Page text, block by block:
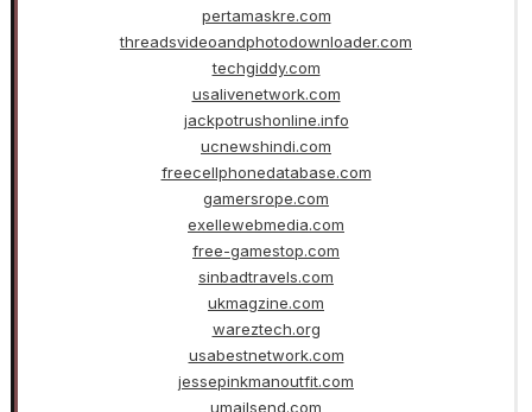
pertamaskre.com
threadsvideoandphotodownloader.com
techgiddy.com
usalivenetwork.com
jackpotrushonline.info
ucnewshindi.com
freecellphonedatabase.com
gamersrope.com
exellewebmedia.com
free-gamestop.com
sinbadtravels.com
ukmagzine.com
wareztech.org
usabestnetwork.com
jessepinkmanoutfit.com
umailsend.com